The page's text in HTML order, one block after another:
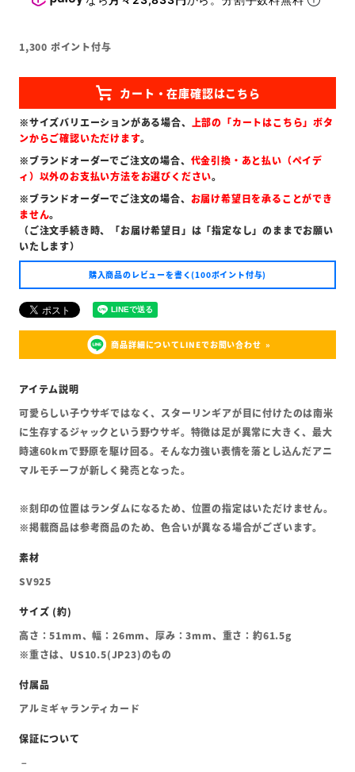
1,300 ポイント付与
※サイズバリエーションがある場合、 上部の「カートはこちら」ボタ
ンからご確認いただけます。
※ブランドオーダーでご注文の場合、 代金引換・あと払い（ペイデ
ィ）以外のお支払い方法をお選びください。
※ブランドオーダーでご注文の場合、 お届け希望日を承ることができ
ません。
（ご注文手続き時、「お届け希望日」は「指定なし」のままでお願い
いたします）
購入商品のレビューを書く(100ポイント付与)
商品詳細についてLINEでお問い合わせ
可愛らしい子ウサギではなく、スターリンギアが目に付けたのは南米
に生存するジャックという野ウサギ。特徴は足が異常に大きく、最大
時速60kmで野原を駆け回る。そんな力強い表情を落とし込んだアニ
マルモチーフが新しく発売となった。
※刻印の位置はランダムになるため、位置の指定はいただけません。
※掲載商品は参考商品のため、色合いが異なる場合がございます。
SV925
高さ：51mm、幅：26mm、厚み：3mm、重さ：約61.5g
※重さは、US10.5(JP23)のもの
アルミギャランティカード